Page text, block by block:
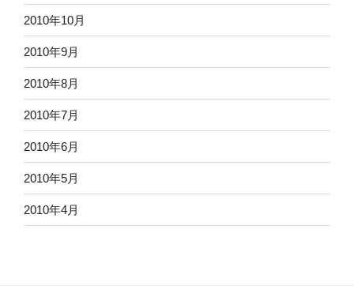
2010年10月
2010年9月
2010年8月
2010年7月
2010年6月
2010年5月
2010年4月